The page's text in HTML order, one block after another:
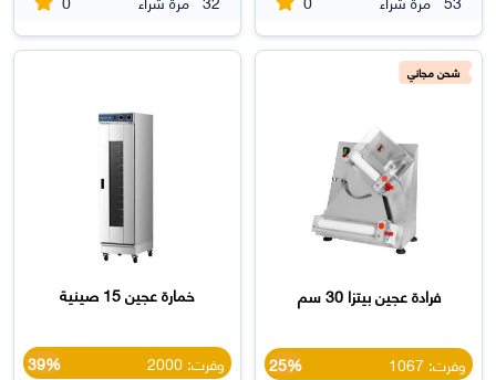
شحن مجاني
فرادة عجين بيتزا 30 سم
وفرت: 1067 25%
خمارة عجين 15 صينية
وفرت: 2000 39%